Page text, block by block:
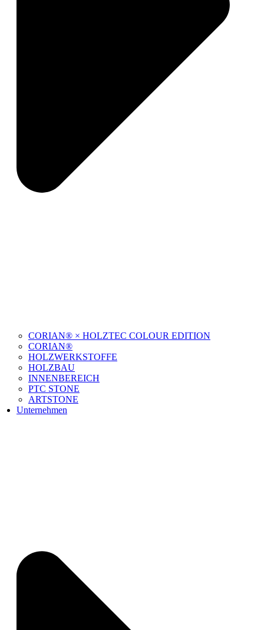
CORIAN® × HOLZTEC COLOUR EDITION
CORIAN®
HOLZWERKSTOFFE
HOLZBAU
INNENBEREICH
PTC STONE
ARTSTONE
Unternehmen